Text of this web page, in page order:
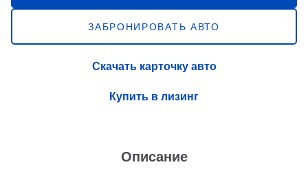
Описание
ЗАБРОНИРОВАТЬ АВТО
Скачать карточку авто
Купить в лизинг